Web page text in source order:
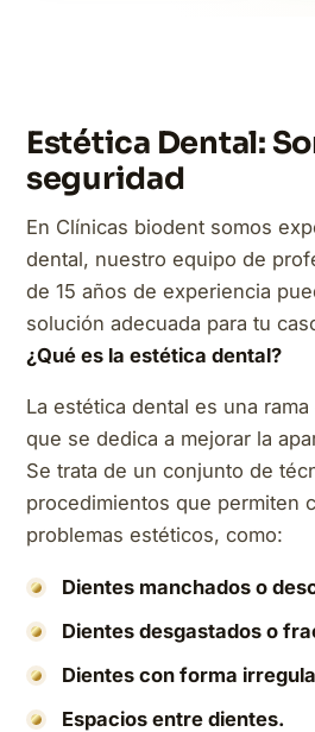
Estética Dental:
seguridad
En Clínicas biodent somos
dental, nuestro equipo de
de 15 años de experiencia
solución adecuada para tu
¿Qué es la estética dental?
La estética dental es una
que se dedica a mejorar la
Se trata de un conjunto de
procedimientos que permiten
problemas estéticos, como:
Dientes manchados o
Dientes desgastados o
Dientes con forma
Espacios entre dientes.